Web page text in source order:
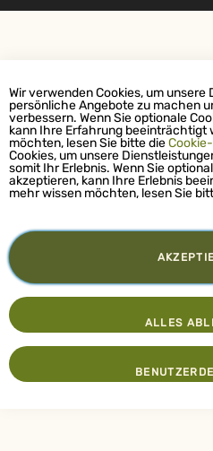
Wir verwenden Cookies, um unsere
persönliche Angebote zu machen
verbessern. Wenn Sie optionale
kann Ihre Erfahrung beeinträchtigt
möchten, lesen Sie bitte die
Cookies, um unsere
somit Ihr Erlebnis. Wenn Sie
akzeptieren, kann Ihre Erlebnis
mehr wissen möchten, lesen Sie
ALLES